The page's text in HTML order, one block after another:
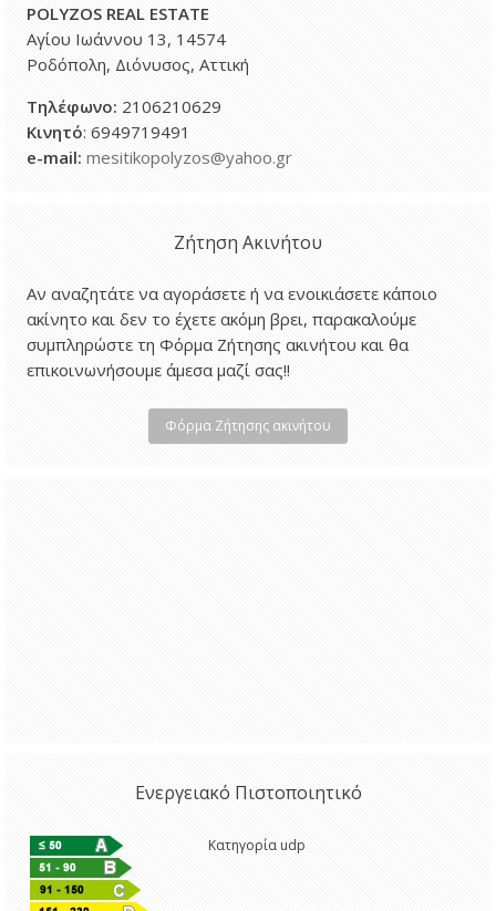
POLYZOS REAL ESTATE
Αγίου Ιωάννου 13, 14574
Ροδόπολη, Διόνυσος, Αττική
Τηλέφωνο: 2106210629
Κινητό: 6949719491
e-mail: mesitikopolyzos@yahoo.gr
Ζήτηση Ακινήτου
Αν αναζητάτε να αγοράσετε ή να ενοικιάσετε κάποιο
ακίνητο και δεν το έχετε ακόμη βρει, παρακαλούμε
συμπληρώστε τη Φόρμα Ζήτησης ακινήτου και θα
επικοινωνήσουμε άμεσα μαζί σας!!
Φόρμα Ζήτησης ακινήτου
Ενεργειακό Πιστοποιητικό
Κατηγορία udp